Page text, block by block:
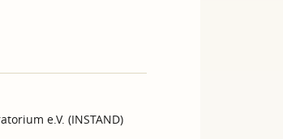
e.V. (INSTAND)